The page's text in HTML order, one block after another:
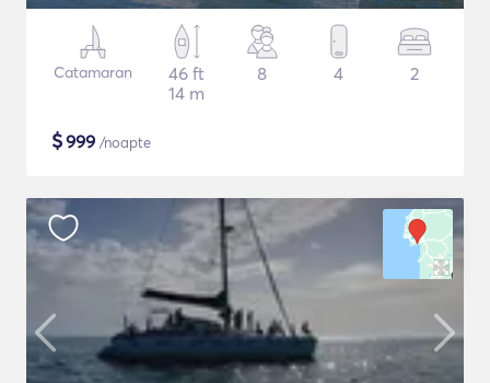
Catamaran
46 ft
14 m
8 4 2
$999 /noapte